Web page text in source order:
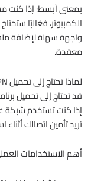
معقدة.
لماذا تحتاج إلى تحميل OpenVPN للكمبيوتر؟
تريد تأمين اتصالك
أهم الاستخدامات